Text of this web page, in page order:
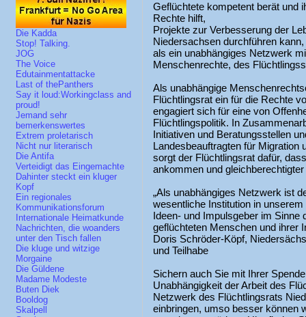
Die Kadda
Stop! Talking.
JOG
The Voice
Edutainmentattacke
Last of thePanthers
Say it loud:Workingclass and
proud!
Jemand sehr
bemerkenswertes
Extrem proletarisch
Nicht nur literarisch
Die Antifa
Verteidigt das Eingemachte
Dahinter steckt ein kluger
Kopf
Ein regionales
Kommunikationsforum
Internationale Heimatkunde
Nachrichten, die woanders
unter den Tisch fallen
Die kluge und witzige
Morgaine
Die Güldene
Madame Modeste
Buten Diek
Booldog
Skalpell
Geflüchtete kompetent berät und
Rechte hilft,
Projekte zur Verbesserung der
Niedersachsen durchführen kann,
als ein unabhängiges Netzwerk
Menschenrechte, des
Als unabhängige
Flüchtlingsrat ein für die Rechte
engagiert sich für eine von
Flüchtlingspolitik. In
Initiativen und Beratungsstellen
Landesbeauftragten für Migration
sorgt der Flüchtlingsrat dafür,
ankommen und
„Als unabhängiges Netzwerk ist
wesentliche Institution in
Ideen- und Impulsgeber im
geflüchteten Menschen und ihrer
Doris Schröder-Köpf,
und Teilhabe
Sichern auch Sie mit Ihrer
Unabhängigkeit der Arbeit des
Netzwerk des Flüchtlingsrats
einbringen, umso besser können